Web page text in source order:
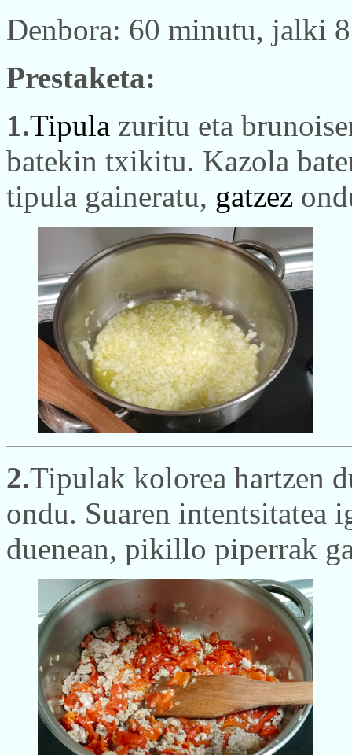
Denbora: 60 minutu, jalki
Prestaketa:
1.Tipula zuritu eta
batekin txikitu. Kazola
tipula gaineratu, gatzez
2.Tipulak kolorea hartzen
ondu. Suaren intentsitatea
duenean, pikillo piperrak